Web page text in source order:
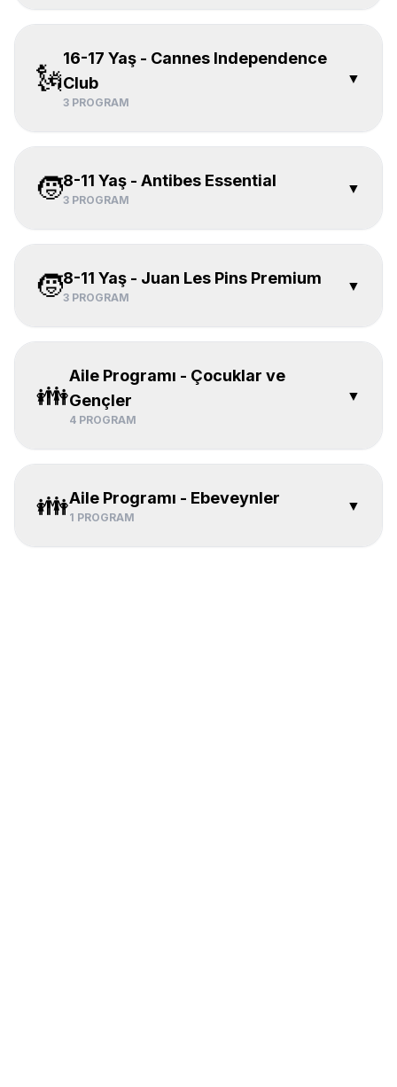
🗽
16-17 Yaş - Cannes Independence
Club
3 PROGRAM
▼
🧒8-11 Yaş - Antibes Essential
3 PROGRAM
▼
🧒8-11 Yaş - Juan Les Pins Premium
3 PROGRAM
▼
👪
Aile Programı - Çocuklar ve
Gençler
4 PROGRAM
▼
👪Aile Programı - Ebeveynler
1 PROGRAM
▼